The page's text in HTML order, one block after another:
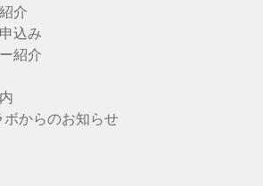
介
込み
紹介
からのお知らせ